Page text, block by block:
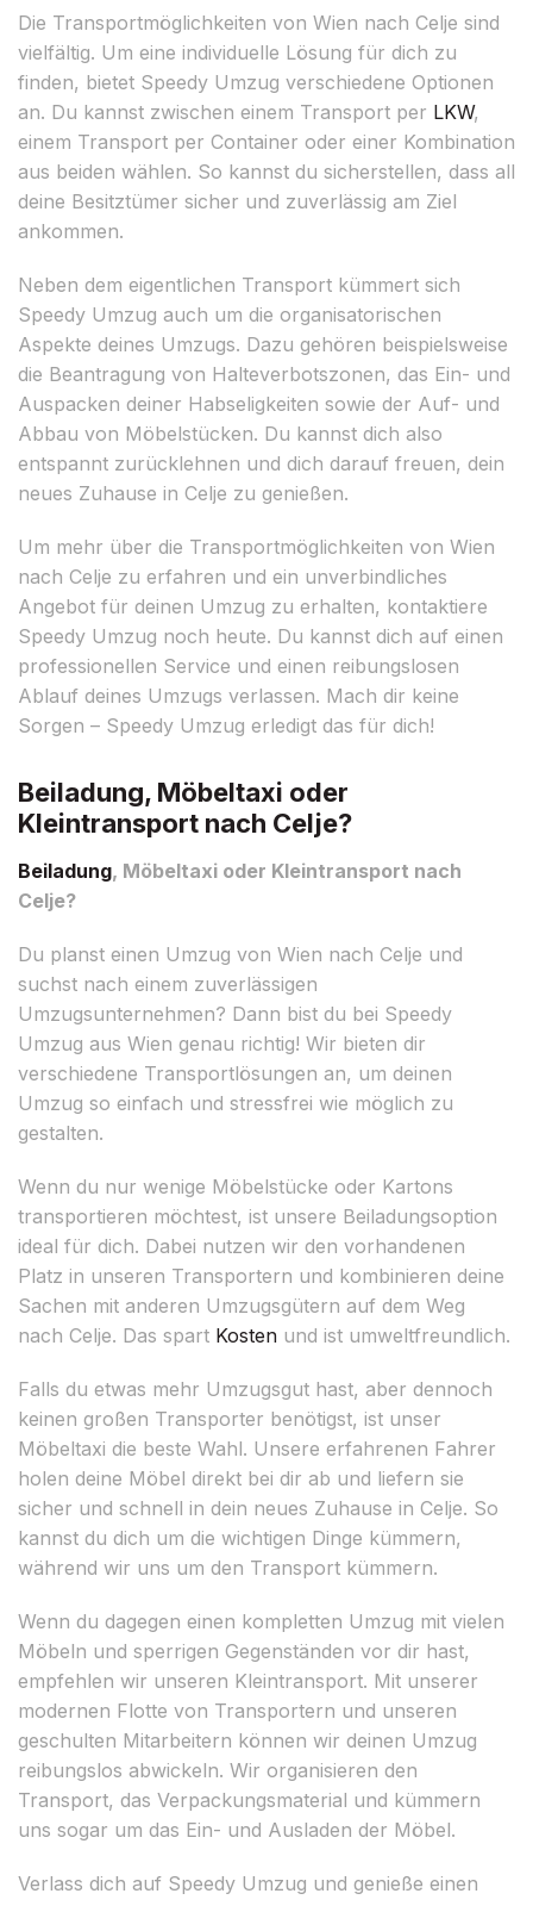
Die Transportmöglichkeiten von Wien nach Celje sind
vielfältig. Um eine individuelle Lösung für dich zu
finden, bietet Speedy Umzug verschiedene Optionen
an. Du kannst zwischen einem Transport per LKW,
einem Transport per Container oder einer Kombination
aus beiden wählen. So kannst du sicherstellen, dass all
deine Besitztümer sicher und zuverlässig am Ziel
ankommen.
Neben dem eigentlichen Transport kümmert sich
Speedy Umzug auch um die organisatorischen
Aspekte deines Umzugs. Dazu gehören beispielsweise
die Beantragung von Halteverbotszonen, das Ein- und
Auspacken deiner Habseligkeiten sowie der Auf- und
Abbau von Möbelstücken. Du kannst dich also
entspannt zurücklehnen und dich darauf freuen, dein
neues Zuhause in Celje zu genießen.
Um mehr über die Transportmöglichkeiten von Wien
nach Celje zu erfahren und ein unverbindliches
Angebot für deinen Umzug zu erhalten, kontaktiere
Speedy Umzug noch heute. Du kannst dich auf einen
professionellen Service und einen reibungslosen
Ablauf deines Umzugs verlassen. Mach dir keine
Sorgen – Speedy Umzug erledigt das für dich!
Beiladung, Möbeltaxi oder
Kleintransport nach Celje?
Beiladung, Möbeltaxi oder Kleintransport nach
Celje?
Du planst einen Umzug von Wien nach Celje und
suchst nach einem zuverlässigen
Umzugsunternehmen? Dann bist du bei Speedy
Umzug aus Wien genau richtig! Wir bieten dir
verschiedene Transportlösungen an, um deinen
Umzug so einfach und stressfrei wie möglich zu
gestalten.
Wenn du nur wenige Möbelstücke oder Kartons
transportieren möchtest, ist unsere Beiladungsoption
ideal für dich. Dabei nutzen wir den vorhandenen
Platz in unseren Transportern und kombinieren deine
Sachen mit anderen Umzugsgütern auf dem Weg
nach Celje. Das spart Kosten und ist umweltfreundlich.
Falls du etwas mehr Umzugsgut hast, aber dennoch
keinen großen Transporter benötigst, ist unser
Möbeltaxi die beste Wahl. Unsere erfahrenen Fahrer
holen deine Möbel direkt bei dir ab und liefern sie
sicher und schnell in dein neues Zuhause in Celje. So
kannst du dich um die wichtigen Dinge kümmern,
während wir uns um den Transport kümmern.
Wenn du dagegen einen kompletten Umzug mit vielen
Möbeln und sperrigen Gegenständen vor dir hast,
empfehlen wir unseren Kleintransport. Mit unserer
modernen Flotte von Transportern und unseren
geschulten Mitarbeitern können wir deinen Umzug
reibungslos abwickeln. Wir organisieren den
Transport, das Verpackungsmaterial und kümmern
uns sogar um das Ein- und Ausladen der Möbel.
Verlass dich auf Speedy Umzug und genieße einen